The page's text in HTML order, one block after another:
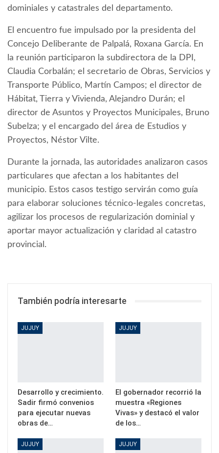
dominiales y catastrales del departamento.
El encuentro fue impulsado por la presidenta del
Concejo Deliberante de Palpalá, Roxana García. En
la reunión participaron la subdirectora de la DPI,
Claudia Corbalán; el secretario de Obras, Servicios y
Transporte Público, Martín Campos; el director de
Hábitat, Tierra y Vivienda, Alejandro Durán; el
director de Asuntos y Proyectos Municipales, Bruno
Subelza; y el encargado del área de Estudios y
Proyectos, Néstor Vilte.
Durante la jornada, las autoridades analizaron casos
particulares que afectan a los habitantes del
municipio. Estos casos testigo servirán como guía
para elaborar soluciones técnico-legales concretas,
agilizar los procesos de regularización dominial y
aportar mayor actualización y claridad al catastro
provincial.
También podría interesarte
JUJUY
Desarrollo y crecimiento.
Sadir firmó convenios
para ejecutar nuevas
obras de…
JUJUY
El gobernador recorrió la
muestra «Regiones
Vivas» y destacó el valor
de los…
JUJUY JUJUY